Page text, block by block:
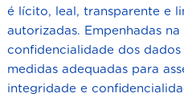
é lícito, leal, transparente e
autorizadas. Empenhadas
confidencialidade dos dados
medidas adequadas para
integridade e